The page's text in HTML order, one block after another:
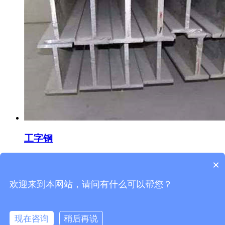
工字钢
备案号:苏ICP备2021015169号-1
×
欢迎来到本网站，请问有什么可以帮您？
现在咨询 稍后再说